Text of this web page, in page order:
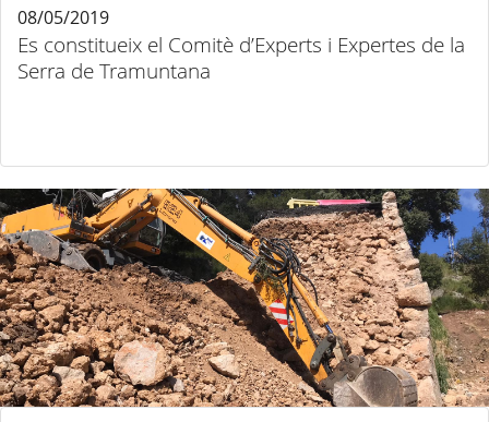
Es constitueix el Comitè d’Experts i Expertes de la
Serra de Tramuntana
08/05/2019